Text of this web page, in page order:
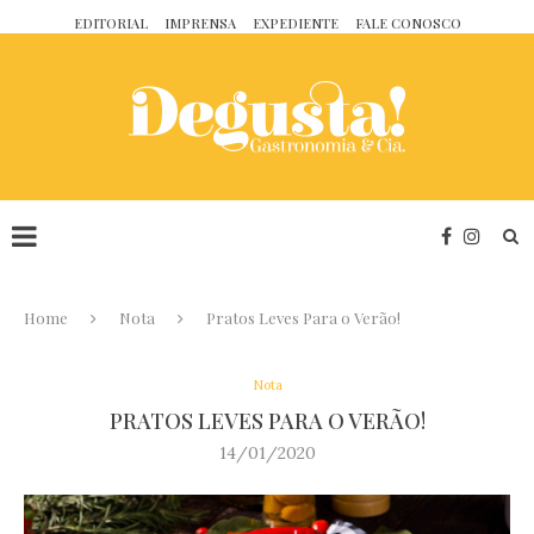
EDITORIAL IMPRENSA EXPEDIENTE FALE CONOSCO
Home Nota Pratos Leves Para o Verão!
Nota
PRATOS LEVES PARA O VERÃO!
14/01/2020